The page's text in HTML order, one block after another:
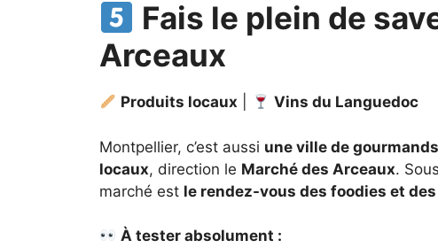
Fais le plein de
Arceaux
Produits locaux Vins du Languedoc
Montpellier, c’est aussi une ville de gourmands
locaux, direction le Marché des Arceaux.
marché est le rendez-vous des foodies et
À tester absolument :